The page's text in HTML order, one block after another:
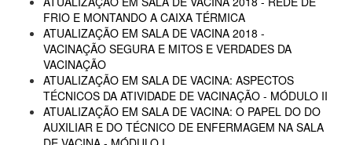
FRIO E MONTANDO A CAIXA TÉRMICA
ATUALIZAÇÃO EM SALA DE VACINA 2018 -
VACINAÇÃO SEGURA E MITOS E VERDADES DA
VACINAÇÃO
ATUALIZAÇÃO EM SALA DE VACINA: ASPECTOS
TÉCNICOS DA ATIVIDADE DE VACINAÇÃO - MÓDULO II
ATUALIZAÇÃO EM SALA DE VACINA: O PAPEL DO DO
AUXILIAR E DO TÉCNICO DE ENFERMAGEM NA SALA